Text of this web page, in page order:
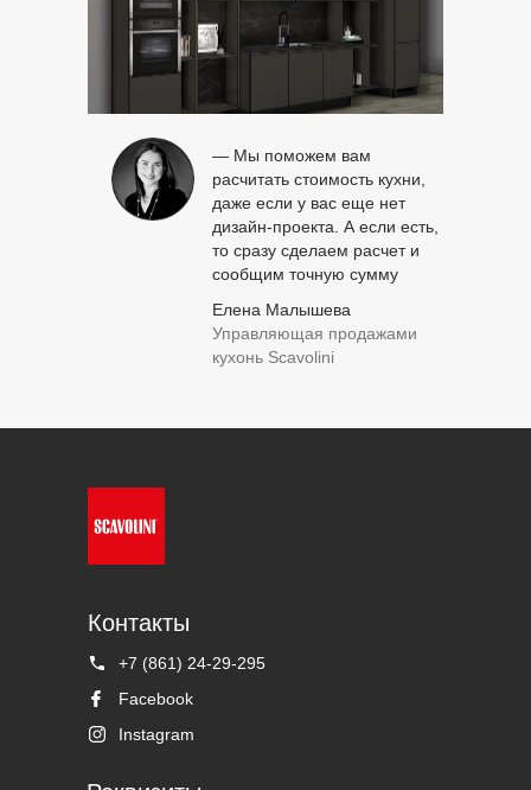
Елена Малышева
Управляющая продажами
кухонь Scavolini
— Мы поможем вам
расчитать стоимость кухни,
даже если у вас еще нет
дизайн-проекта. А если есть,
то сразу сделаем расчет и
сообщим точную сумму
Facebook
Instagram
Контакты
+7 (861) 24-29-295